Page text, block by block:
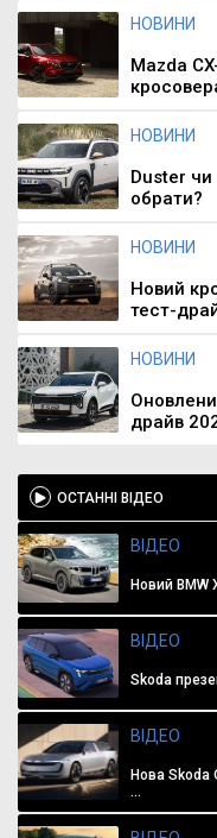
НОВИНИ
Mazda
НОВИНИ
Duster
обрати?
НОВИНИ
Новий
тест-
НОВИНИ
драйв
ОСТАННІ ВІДЕО
ВІДЕО
Новий
ВІДЕО
Skoda
ВІДЕО
Нова Skoda
...